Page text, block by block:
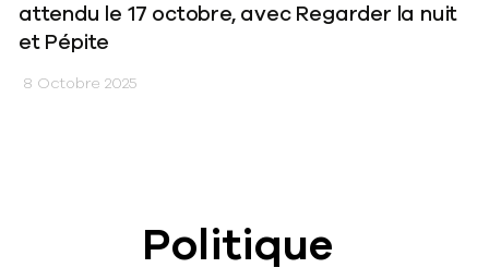
Politique
attendu le 17 octobre, avec Regarder la nuit
et Pépite
8 Octobre 2025